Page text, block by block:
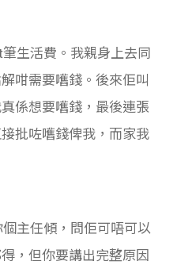
生活費。我親身上去同
咁需要嚿錢。後來佢叫
係想要嚿錢，最後連張
批咗嚿錢俾我，而家我
主任傾，問佢可唔可以
，但你要講出完整原因